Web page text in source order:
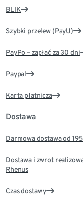
BLIK
Szybki przelew (PayU)
PayPo – zapłać za 30 dni
Paypal
Karta płatnicza
Dostawa
Darmowa dostawa od 195
Dostawa i zwrot
Rhenus
Czas dostawy